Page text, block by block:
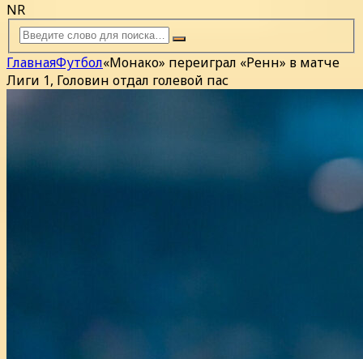
NR
ГлавнаяФутбол«Монако» переиграл «Ренн» в матче
Лиги 1, Головин отдал голевой пас